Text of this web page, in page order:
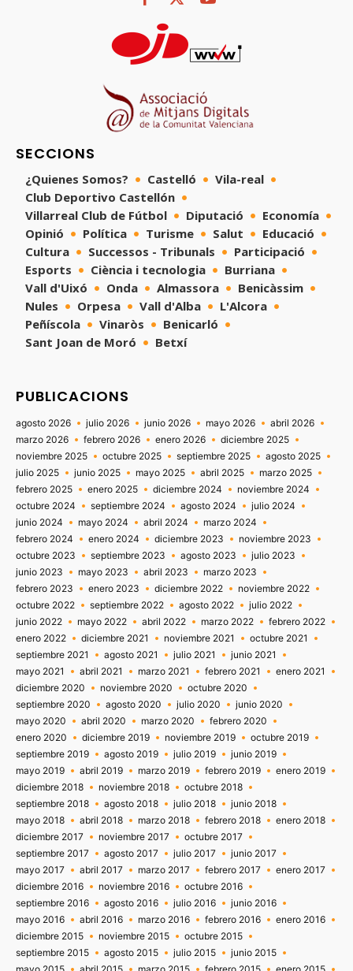
SECCIONS
¿Quienes Somos? Castelló
Vila-real
Club Deportivo Castellón
Villarreal Club de Fútbol
Diputació
Economía
Opinió
Política Turisme Salut
Educació
Cultura
Successos - Tribunals
Participació
Esports
Ciència i tecnologia
Burriana
Vall d'Uixó
Onda Almassora
Benicàssim
Nules
Orpesa Vall d'Alba
L'Alcora
Peñíscola
Vinaròs
Benicarló
Sant Joan de Moró
Betxí
PUBLICACIONS
agosto 2026 julio 2026 junio 2026 mayo 2026
abril 2026
marzo 2026
febrero 2026 enero 2026
diciembre 2025
noviembre 2025
octubre 2025 septiembre 2025
agosto 2025
julio 2025
junio 2025 mayo 2025 abril 2025
marzo 2025
febrero 2025
enero 2025 diciembre 2024
noviembre 2024
octubre 2024
septiembre 2024 agosto 2024
julio 2024
junio 2024
mayo 2024 abril 2024
marzo 2024
febrero 2024
enero 2024 diciembre 2023
noviembre 2023
octubre 2023
septiembre 2023 agosto 2023
julio 2023
junio 2023
mayo 2023 abril 2023
marzo 2023
febrero 2023
enero 2023 diciembre 2022
noviembre 2022
octubre 2022
septiembre 2022 agosto 2022
julio 2022
junio 2022
mayo 2022 abril 2022 marzo 2022
febrero 2022
enero 2022
diciembre 2021 noviembre 2021
octubre 2021
septiembre 2021
agosto 2021 julio 2021
junio 2021
mayo 2021
abril 2021 marzo 2021 febrero 2021
enero 2021
diciembre 2020
noviembre 2020
octubre 2020
septiembre 2020
agosto 2020 julio 2020
junio 2020
mayo 2020
abril 2020 marzo 2020
febrero 2020
enero 2020
diciembre 2019 noviembre 2019
octubre 2019
septiembre 2019
agosto 2019 julio 2019
junio 2019
mayo 2019
abril 2019 marzo 2019 febrero 2019
enero 2019
diciembre 2018
noviembre 2018
octubre 2018
septiembre 2018
agosto 2018 julio 2018
junio 2018
mayo 2018
abril 2018 marzo 2018 febrero 2018
enero 2018
diciembre 2017
noviembre 2017
octubre 2017
septiembre 2017
agosto 2017 julio 2017
junio 2017
mayo 2017
abril 2017 marzo 2017 febrero 2017
enero 2017
diciembre 2016
noviembre 2016
octubre 2016
septiembre 2016
agosto 2016 julio 2016
junio 2016
mayo 2016
abril 2016 marzo 2016 febrero 2016
enero 2016
diciembre 2015
noviembre 2015
octubre 2015
septiembre 2015
agosto 2015 julio 2015
junio 2015